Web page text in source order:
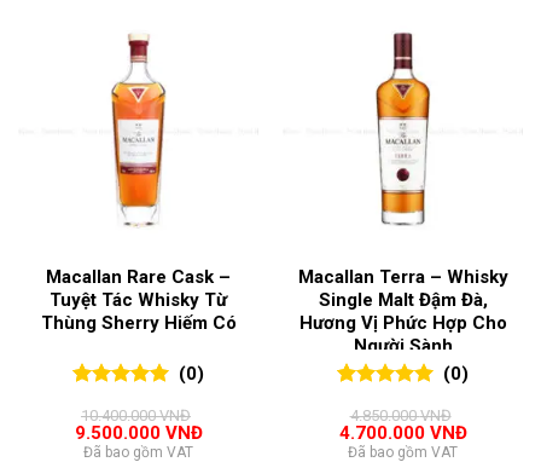
Macallan Rare Cask –
Tuyệt Tác Whisky Từ
Thùng Sherry Hiếm Có
đánh giá
(0)
10.400.000VNĐ
Giá
gốc
9.500.000 VNĐGiá
Đã bao gồm VAT
Macallan Terra – Whisky
Single Malt Đậm Đà,
Hương Vị Phức Hợp Cho
Người Sành
đánh giá
(0)
4.850.000VNĐ
Giá
gốc
4.700.000 VNĐGiá
Đã bao gồm VAT